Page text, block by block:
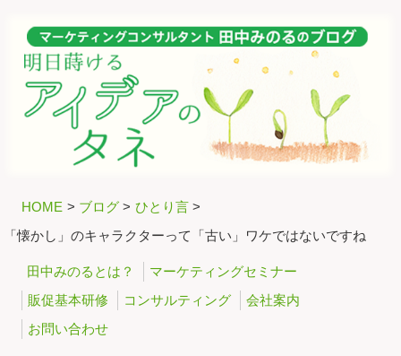
HOME > ブログ > ひとり言 >
「懐かし」のキャラクターって「古い」ワケではないですね
田中みのるとは？
マーケティングセミナー
販促基本研修
コンサルティング
会社案内
お問い合わせ